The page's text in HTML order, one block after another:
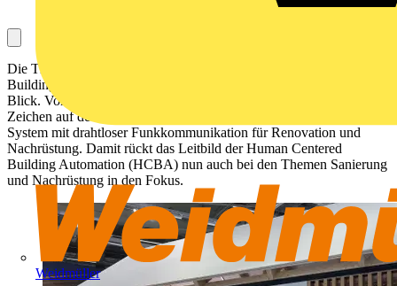
Weidmüller
Die Theben AG nimmt mit ihrem Messeauftritt auf der Light +
Building in Frankfurt am Main die Themen der Zukunft in den
Blick. Von 03. bis 08. März 2024 stehen am Theben-Stand alle
Zeichen auf dem neuen KNX-basierten LUXORliving Smart Home
System mit drahtloser Funkkommunikation für Renovation und
Nachrüstung. Damit rückt das Leitbild der Human Centered
Building Automation (HCBA) nun auch bei den Themen Sanierung
und Nachrüstung in den Fokus.